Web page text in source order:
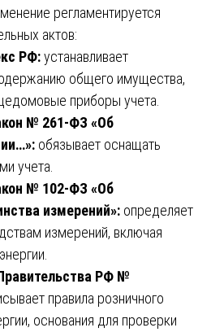
регламентируется
актов:
РФ:устанавливает
общего имущества,
приборы учета.
№ 261-ФЗ «Об
обязывает оснащать
учета.
№ 102-ФЗ «Об
измерений»: определяет
измерений, включая
РФ №
правила розничного
основания для проверки